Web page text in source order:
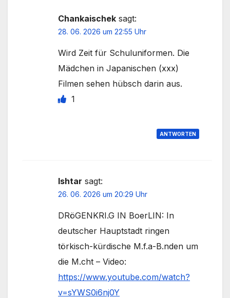
Chankaischek sagt:
28. 06. 2026 um 22:55 Uhr
Wird Zeit für Schuluniformen. Die
Mädchen in Japanischen (xxx)
Filmen sehen hübsch darin aus.
1
ANTWORTEN
Ishtar sagt:
26. 06. 2026 um 20:29 Uhr
DRöGENKRI.G IN BoerLIN: In
deutscher Hauptstadt ringen
törkisch-kürdische M.f.a-B.nden um
die M.cht – Video:
https://www.youtube.com/watch?
v=sYWS0i6nj0Y